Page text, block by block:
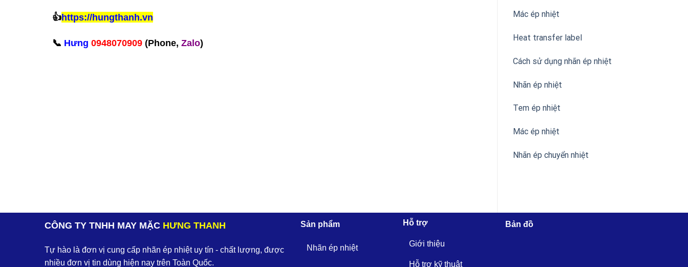
Mác ép nhiệt
Heat transfer label
Cách sử dụng nhãn ép nhiệt
Nhãn ép nhiệt
Tem ép nhiệt
Mác ép nhiệt
Nhãn ép chuyển nhiệt
👍https://hungthanh.vn
📞 Hưng 0948070909 (Phone, Zalo)‪
CÔNG TY TNHH MAY MẶC HƯNG THANH
Tự hào là đơn vị cung cấp nhãn ép nhiệt uy tín - chất lượng, được
nhiều đơn vị tin dùng hiện nay trên Toàn Quốc.
Sản phẩm
Nhãn ép nhiệt
Hỗ trợ
Giới thiệu
Hỗ trợ kỹ thuật
Bản đồ